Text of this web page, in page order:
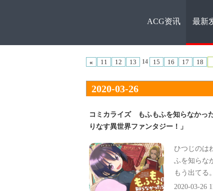
ACG资
讯
ACG资讯 最新
« 11 12 13 14 15 16 17 18
2020-03-26
コミカライズ もふもふを知らなかっ
りなす異世界ファンタジー！」
ひつじのは
ふを知らな
もう出てる
2020-03-26